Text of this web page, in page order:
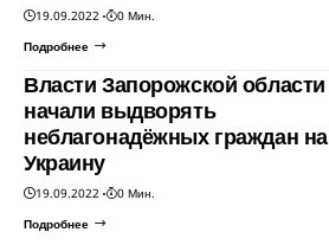
19.09.2022
0 Мин.
Подробнее
Власти Запорожской области
начали выдворять
неблагонадёжных граждан на
Украину
19.09.2022
0 Мин.
Подробнее